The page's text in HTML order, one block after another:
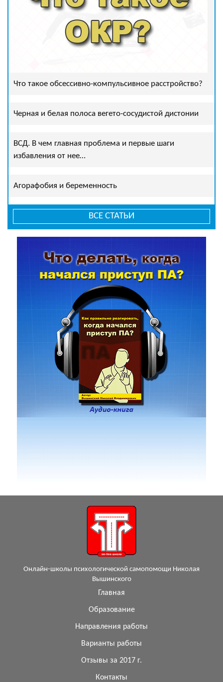
Что такое обсессивно-компульсивное расстройство?
Черная и белая полоса вегето-сосудистой дистонии
ВСД. В чем главная проблема и первые шаги
избавления от нее…
Агорафобия и беременность
ВСЕ СТАТЬИ
Онлайн-школы психологической самопомощи Николая
Вышинского
Главная
Образование
Направления работы
Варианты работы
Отзывы за 2017 г.
Контакты